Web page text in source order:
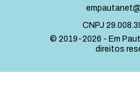
CNPJ
© 2019-2026 - Em
direitos